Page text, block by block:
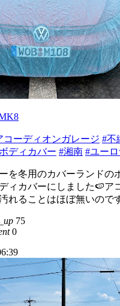
コーディオンガレージ #不
ディカバー #湘南 #ユー
を冬用のカバーランドの
ィカバーにしました🍉ア
れることはほぼ無いので
75
0